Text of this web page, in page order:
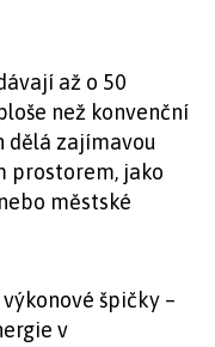
až o 50
než konvenční
dělá zajímavou
prostorem, jako
městské
špičky –
v